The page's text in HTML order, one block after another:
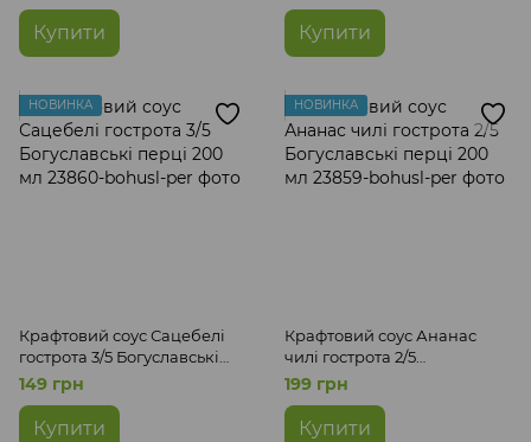
Купити Купити
НОВИНКА
Крафтовий соус Сацебелі
гострота 3/5 Богуславські
перці 200 мл
149 грн
Купити
НОВИНКА
Крафтовий соус Ананас
чилі гострота 2/5
Богуславські перці 200 мл
199 грн
Купити